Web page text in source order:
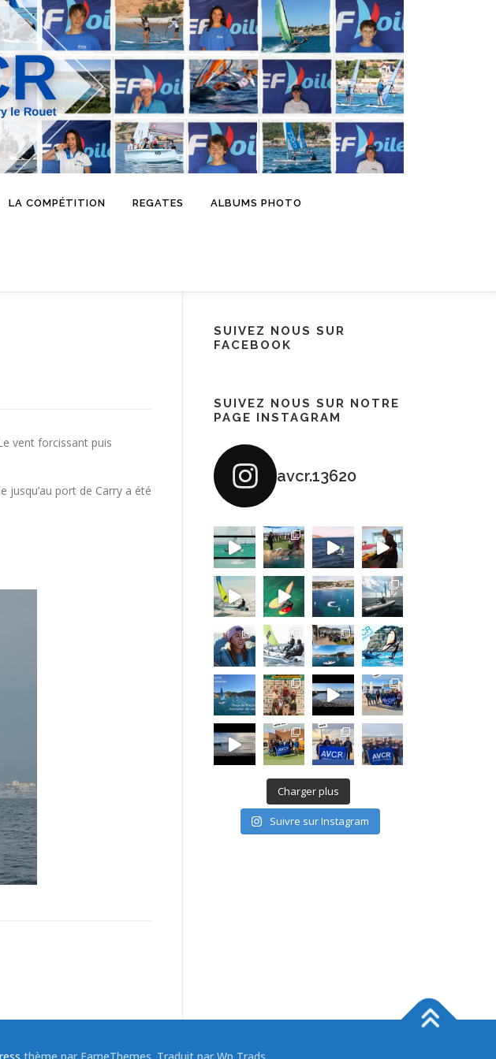
LA COMPÉTITION REGATES ALBUMS PHOTO
vent forcissant puis
jusqu’au port de Carry a été
SUIVEZ NOUS SUR
FACEBOOK
SUIVEZ NOUS SUR NOTRE
PAGE INSTAGRAM
avcr.13620
Charger plus
Suivre sur Instagram